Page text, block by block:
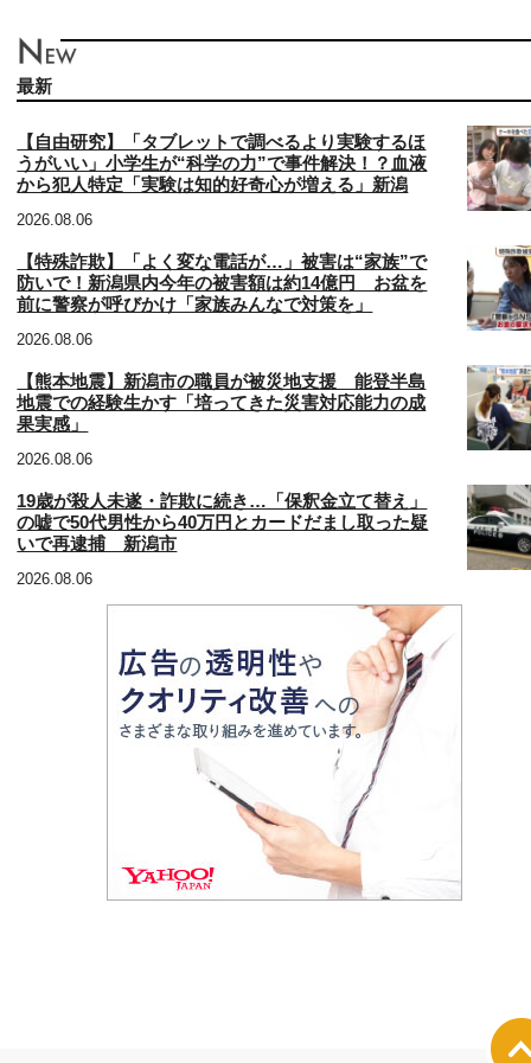
最新
【自由研究】「タブレットで調べるより実験するほ
うがいい」小学生が“科学の力”で事件解決！？血液
から犯人特定「実験は知的好奇心が増える」新潟
2026.08.06
【特殊詐欺】「よく変な電話が…」被害は“家族”で
防いで！新潟県内今年の被害額は約14億円 お盆を
前に警察が呼びかけ「家族みんなで対策を」
2026.08.06
【熊本地震】新潟市の職員が被災地支援 能登半島
地震での経験生かす「培ってきた災害対応能力の成
果実感」
2026.08.06
19歳が殺人未遂・詐欺に続き…「保釈金立て替え」
の嘘で50代男性から40万円とカードだまし取った疑
いで再逮捕 新潟市
2026.08.06